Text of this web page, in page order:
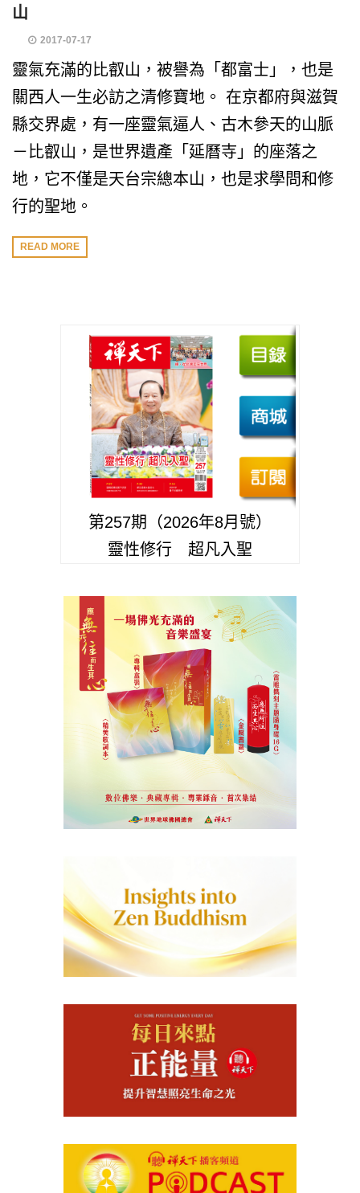
山
2017-07-17
靈氣充滿的比叡山，被譽為「都富士」，也是
關西人一生必訪之清修寶地。 在京都府與滋賀
縣交界處，有一座靈氣逼人、古木參天的山脈
－比叡山，是世界遺產「延曆寺」的座落之
地，它不僅是天台宗總本山，也是求學問和修
行的聖地。
READ MORE
第257期（2026年8月號）
靈性修行 超凡入聖